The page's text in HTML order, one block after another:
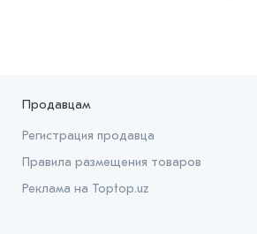
Продавцам
Регистрация продавца
Правила размещения товаров
Реклама на Toptop.uz